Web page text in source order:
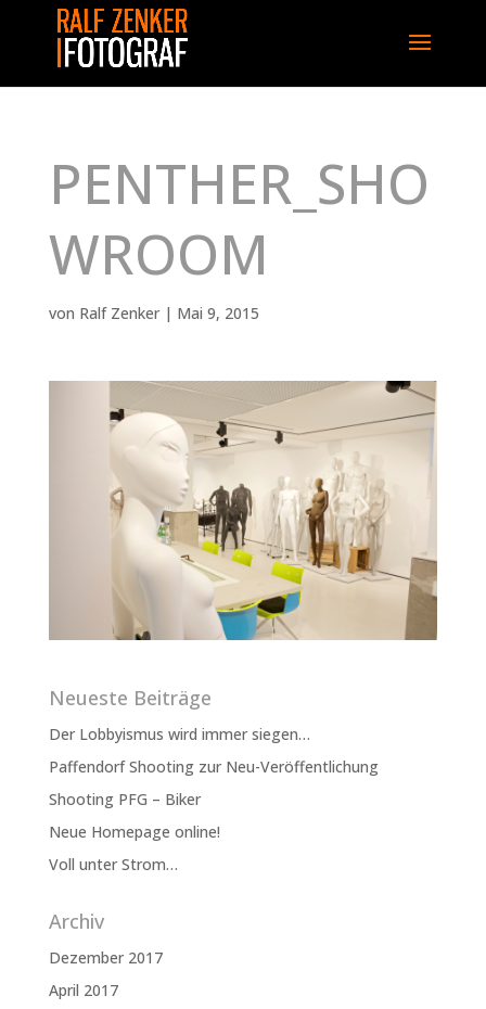
PENTHER_SHO
WROOM
von Ralf Zenker| Mai 9, 2015
Neueste Beiträge
Der Lobbyismus wird immer siegen…
Paffendorf Shooting zur Neu-Veröffentlichung
Shooting PFG – Biker
Neue Homepage online!
Voll unter Strom…
Archiv
Dezember 2017
April 2017